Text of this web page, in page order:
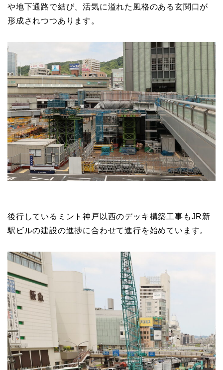
や地下通路で結び、活気に溢れた風格のある玄関口が
形成されつつあります。
後行しているミント神戸以西のデッキ構築工事もJR新
駅ビルの建設の進捗に合わせて進行を始めています。